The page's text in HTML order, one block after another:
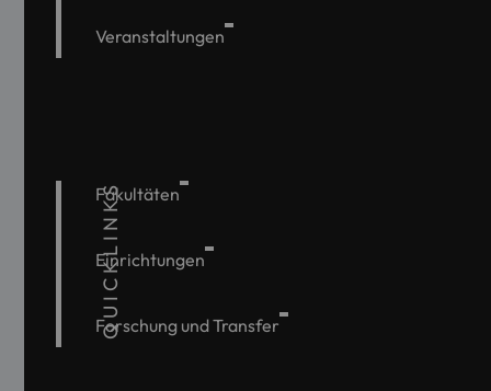
Veranstaltungen
QUICKLINKS
Fakultäten
Einrichtungen
Forschung und Transfer